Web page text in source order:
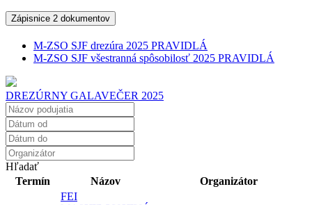
Zápisnice 2 dokumentov
M-ZSO SJF drezúra 2025 PRAVIDLÁ
M-ZSO SJF všestranná spôsobilosť 2025 PRAVIDLÁ
DREZÚRNY GALAVEČER 2025
Hľadať
Termín
Názov Organizátor
FEI